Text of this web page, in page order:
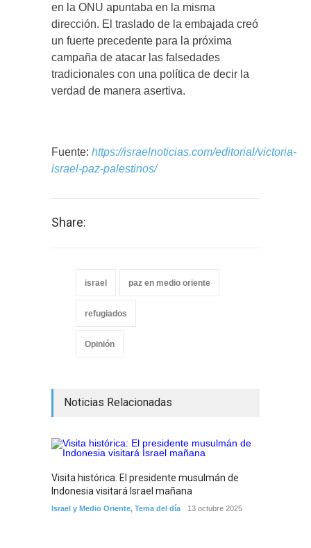
en la ONU apuntaba en la misma
dirección. El traslado de la embajada creó
un fuerte precedente para la próxima
campaña de atacar las falsedades
tradicionales con una política de decir la
verdad de manera asertiva.
Fuente: https://israelnoticias.com/editorial/victoria-
israel-paz-palestinos/
Share:
israel paz en medio oriente
refugiados
Opinión
Noticias Relacionadas
Visita histórica: El presidente musulmán de
Indonesia visitará Israel mañana
Israel y Medio Oriente, Tema del día 13 octubre 2025